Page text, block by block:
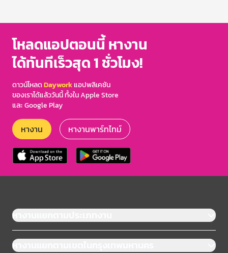
โหลดแอปตอนนี้ หางาน
ได้ทันทีเร็วสุด 1 ชั่วโมง!
ดาวน์โหลดDayworkแอปพลิเคชัน
ของเราได้แล้ววันนี้ ทั้งใน Apple Store
และ Google Play
หางาน หางานพาร์ทไทม์
หางานแยกตามประเภทงาน
หางานแยกตามเขตในกรุงเทพมหานคร